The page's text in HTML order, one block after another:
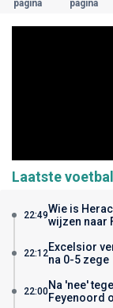
pagina
pagina
Laatste
22:49Wie is
wijzen naar
22:12Excelsior
na 0-5 zege
22:00Na 'nee'
Feyenoord